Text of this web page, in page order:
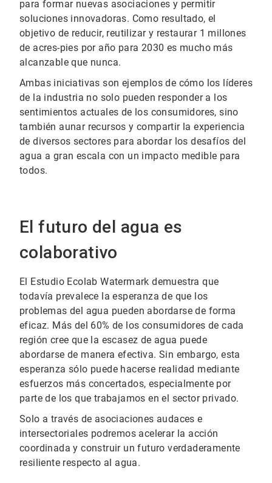
para formar nuevas asociaciones y permitir
soluciones innovadoras. Como resultado, el
objetivo de reducir, reutilizar y restaurar 1 millones
de acres-pies por año para 2030 es mucho más
alcanzable que nunca.
Ambas iniciativas son ejemplos de cómo los líderes
de la industria no solo pueden responder a los
sentimientos actuales de los consumidores, sino
también aunar recursos y compartir la experiencia
de diversos sectores para abordar los desafíos del
agua a gran escala con un impacto medible para
todos.
El futuro del agua es
colaborativo
El Estudio Ecolab Watermark demuestra que
todavía prevalece la esperanza de que los
problemas del agua pueden abordarse de forma
eficaz. Más del 60% de los consumidores de cada
región cree que la escasez de agua puede
abordarse de manera efectiva. Sin embargo, esta
esperanza sólo puede hacerse realidad mediante
esfuerzos más concertados, especialmente por
parte de los que trabajamos en el sector privado.
Solo a través de asociaciones audaces e
intersectoriales podremos acelerar la acción
coordinada y construir un futuro verdaderamente
resiliente respecto al agua.